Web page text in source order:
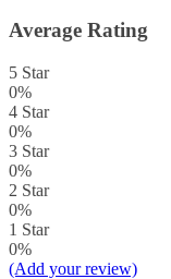
Average Rating
5 Star
0%
4 Star
0%
3 Star
0%
2 Star
0%
1 Star
0%
(Add your review)